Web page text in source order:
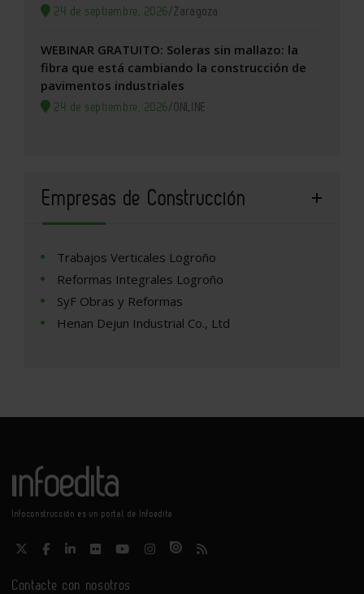
24 de septiembre, 2026/Zaragoza
WEBINAR GRATUITO: Soleras sin mallazo: la
fibra que está cambiando la construcción de
pavimentos industriales
24 de septiembre, 2026/ONLINE
Empresas de Construcción
Trabajos Verticales Logroño
Reformas Integrales Logroño
SyF Obras y Reformas
Henan Dejun Industrial Co., Ltd
Infoconstrucción es un portal de Infoedita
Contacte con nosotros